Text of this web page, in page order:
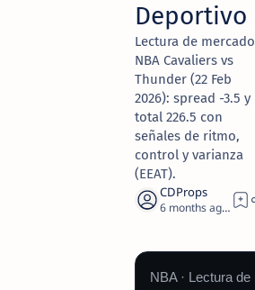
Deportivo
Lectura de mercado
NBA Cavaliers vs
Thunder (22 Feb
2026): spread -3.5 y
total 226.5 con
señales de ritmo,
control y varianza
(EEAT).
6 months ago 19
NBA · Lectura de